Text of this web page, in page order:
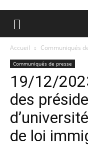
Accueil Communiqués
Communiqués de presse
19/12/
des
de loi